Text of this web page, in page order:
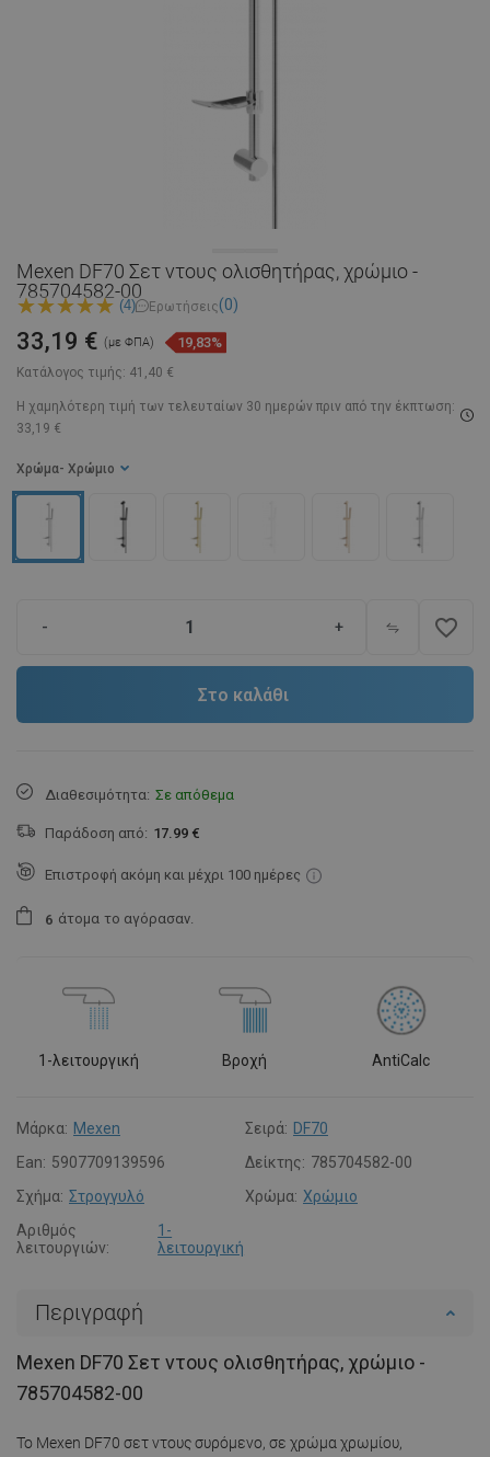
Mexen DF70 Σετ ντους ολισθητήρας, χρώμιο -
785704582-00
(4) Ερωτήσεις(0)
Κατάλογος τιμής: 41,40 €
33,19 € (με ΦΠΑ) 19,83%
Η χαμηλότερη τιμή των τελευταίων 30 ημερών πριν από την έκπτωση:
33,19 €
Χρώμα - Χρώμιο
- + favorite_border
Στο καλάθι
Διαθεσιμότητα: Σε απόθεμα
Παράδοση από: 17.99 €
Επιστροφή ακόμη και μέχρι 100 ημέρες
6 άτομα το αγόρασαν.
1-λειτουργική Βροχή AntiCalc
Μάρκα: Mexen Σειρά: DF70
Ean: 5907709139596 Δείκτης: 785704582-00
Σχήμα: Στρογγυλό Χρώμα: Χρώμιο
Αριθμός
λειτουργιών:
1-
λειτουργική
Περιγραφή
Mexen DF70 Σετ ντους ολισθητήρας, χρώμιο -
785704582-00
Το Mexen DF70 σετ ντους συρόμενο, σε χρώμα χρωμίου,